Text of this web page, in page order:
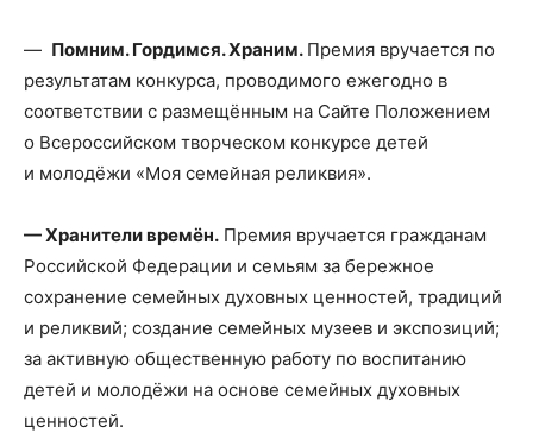
— Помним. Гордимся. Храним. Премия вручается по
результатам конкурса, проводимого ежегодно в
соответствии с размещённым на Сайте Положением
о Всероссийском творческом конкурсе детей
и молодёжи «Моя семейная реликвия».
—Хранители времён. Премия вручается гражданам
Российской Федерации и семьям за бережное
сохранение семейных духовных ценностей, традиций
и реликвий; создание семейных музеев и экспозиций;
за активную общественную работу по воспитанию
детей и молодёжи на основе семейных духовных
ценностей.